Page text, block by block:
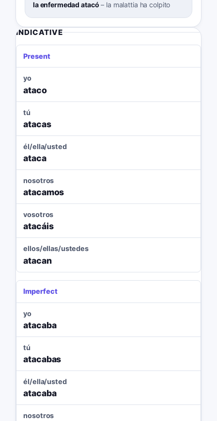
la enfermedad atacó – la malattia ha colpito
INDICATIVE
Present
yo
ataco
tú
atacas
él/ella/usted
ataca
nosotros
atacamos
vosotros
atacáis
ellos/ellas/ustedes
atacan
Imperfect
yo
atacaba
tú
atacabas
él/ella/usted
atacaba
nosotros